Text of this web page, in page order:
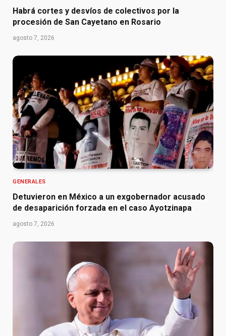
Habrá cortes y desvíos de colectivos por la
procesión de San Cayetano en Rosario
agosto 7, 2026
GENERALES
Detuvieron en México a un exgobernador acusado
de desaparición forzada en el caso Ayotzinapa
agosto 7, 2026